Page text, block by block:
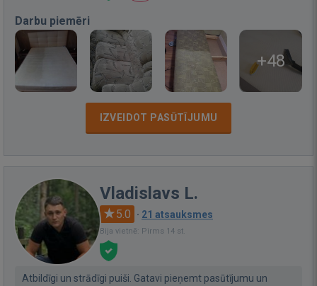
Darbu piemēri
+48
IZVEIDOT PASŪTĪJUMU
Vladislavs L.
5.0 · 21 atsauksmes
Bija vietnē: Pirms 14 st.
Atbildīgi un strādīgi puiši. Gatavi pieņemt pasūtījumu un